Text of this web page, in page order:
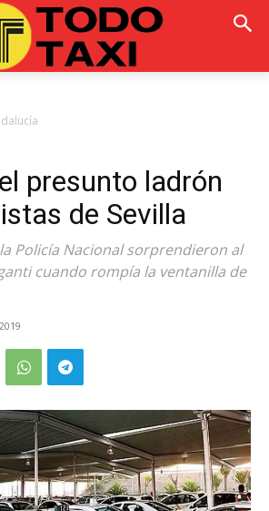
presunto ladrón
de Sevilla
Policía Nacional sorprendieron al
cuando rompía la ventanilla de